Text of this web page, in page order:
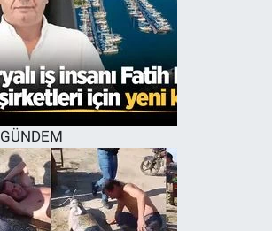
GÜNDEM
HALK54 PANORAMA